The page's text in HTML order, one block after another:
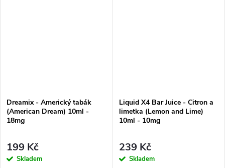
Dreamix - Americký tabák
(American Dream) 10ml -
18mg
199 Kč
Skladem
Liquid X4 Bar Juice - Citron a
limetka (Lemon and Lime)
10ml - 10mg
239 Kč
Skladem